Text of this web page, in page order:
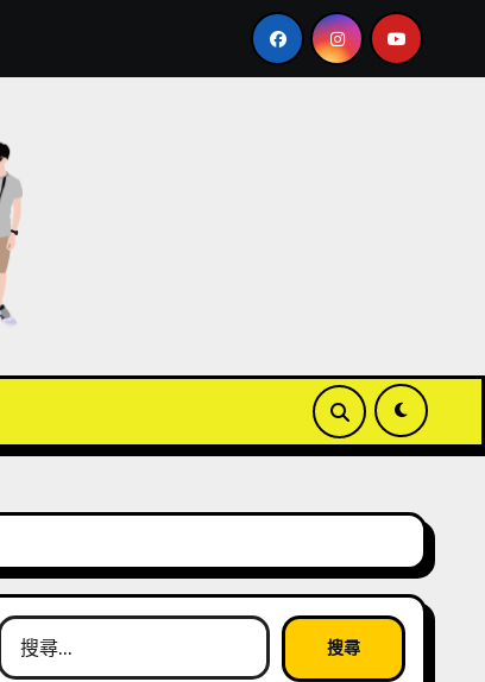
加映 Apple Wallet ICOCA 教學 【3C開箱】白沙